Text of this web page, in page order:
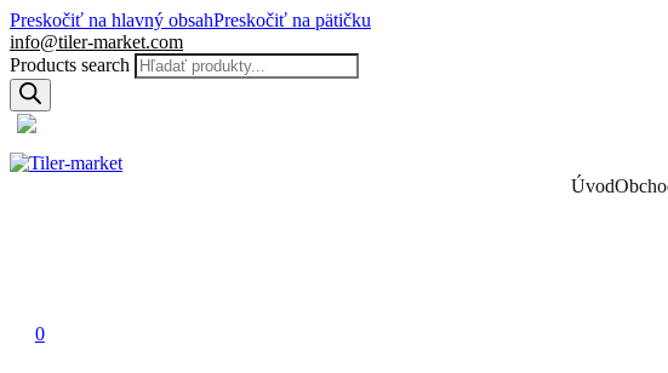
Preskočiť na hlavný obsahPreskočiť na pätičku
info@tiler-market.com
Products search
Úvod
0